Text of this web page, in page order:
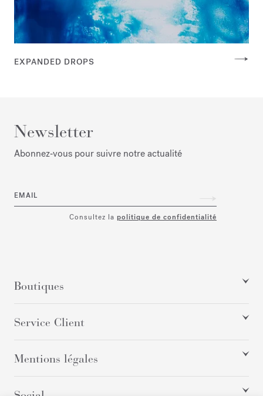
EXPANDED DROPS
Newsletter
Abonnez‑vous pour suivre notre actualité
EMAIL
Consultez la politique de confidentialité
Boutiques
Service Client
Mentions légales